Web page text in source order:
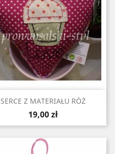
SERCE Z MATERIAŁU RÓŻ
Cena
19,00 zł
Szybki podgląd